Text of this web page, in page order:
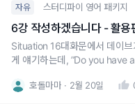
자유 스터디파이 영어 패키지
6강 작성하겠습니다 - 활용
Situation 16대화문에서 데이
게 얘기하는데, ”Do you have a chance
호돌마마 2월 20일